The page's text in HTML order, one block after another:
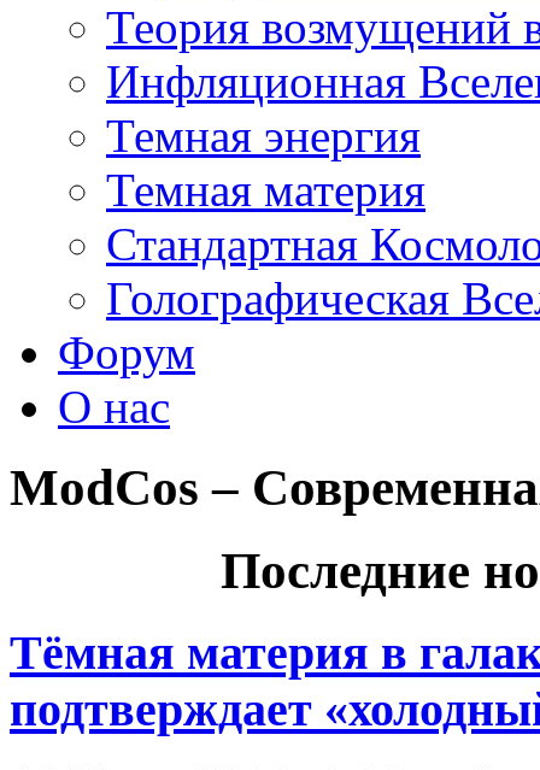
Теория возмущений
Инфляционная
Темная энергия
Темная материя
Стандартная
Голографическая
Форум
О нас
ModCos –
Последние
Тёмная материя в
подтверждает